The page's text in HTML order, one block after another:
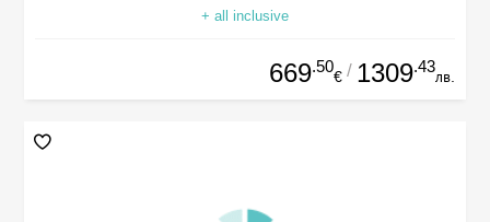
+ all inclusive
669.50
€ / 1309.43
лв.